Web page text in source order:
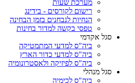
מערכת שעות
רישום לקורסים - בידינג
הנחיות לנבחנים בזמן הבחינה
טפסי בקשה למדור בחינות
סגל אקדמי
ביה"ס למדעי המתמטיקה
ביה"ס למדעי כדור הארץ
ביה"ס לפיזיקה ולאסטרונומיה
סגל מנהלי
ביה"ס לכימיה